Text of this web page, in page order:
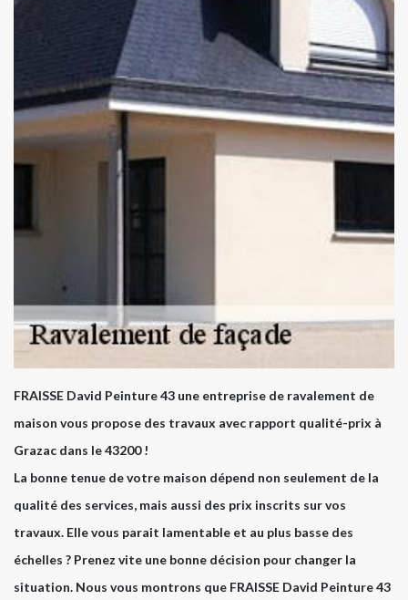
FRAISSE David Peinture 43 une entreprise de ravalement de
maison vous propose des travaux avec rapport qualité-prix à
Grazac dans le 43200 !
La bonne tenue de votre maison dépend non seulement de la
qualité des services, mais aussi des prix inscrits sur vos
travaux. Elle vous parait lamentable et au plus basse des
échelles ? Prenez vite une bonne décision pour changer la
situation. Nous vous montrons que FRAISSE David Peinture 43